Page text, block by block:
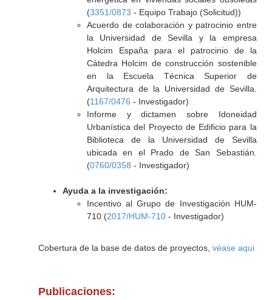
(3351/0873 - Equipo Trabajo (Solicitud))
Acuerdo de colaboración y patrocinio entre
la Universidad de Sevilla y la empresa
Holcim España para el patrocinio de la
Cátedra Holcim de construcción sostenible
en la Escuela Técnica Superior de
Arquitectura de la Universidad de Sevilla.
(1167/0476 - Investigador)
Informe y dictamen sobre Idoneidad
Urbanística del Proyecto de Edificio para la
Biblioteca de la Universidad de Sevilla
ubicada en el Prado de San Sebastián.
(0760/0358 - Investigador)
Ayuda a la investigación:
Incentivo al Grupo de Investigación HUM-
710 (2017/HUM-710- Investigador)
Cobertura de la base de datos de proyectos, véase aqui
Publicaciones: